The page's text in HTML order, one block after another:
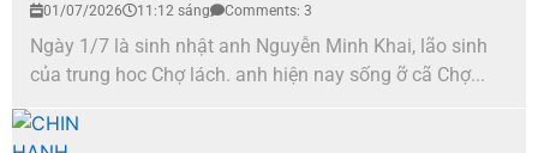
01/07/2026 11:12 sáng Comments: 3
Ngày 1/7 là sinh nhật anh Nguyễn Minh Khai, lão sinh
của trung hoc Chợ lách. anh hiện nay sống ỡ cã Chợ...